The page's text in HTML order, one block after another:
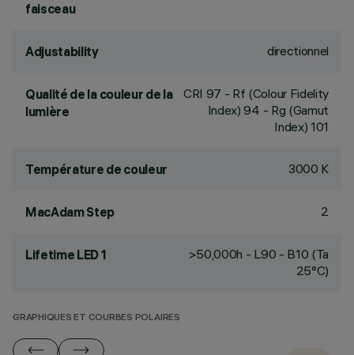
faisceau
Adjustability directionnel
Qualité de la couleur de la
lumière
CRI 97 - Rf (Colour Fidelity
Index) 94 - Rg (Gamut
Index) 101
Température de couleur 3000 K
MacAdam Step 2
Lifetime LED 1
>50,000h - L90 - B10 (Ta
25°C)
GRAPHIQUES ET COURBES POLAIRES